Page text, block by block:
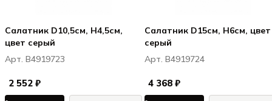
Салатник D10,5см, H4,5см,
цвет серый
Арт. B4919723
2 552 ₽
Салатник D15см, H6см, цвет
серый
Арт. B4919724
4 368 ₽